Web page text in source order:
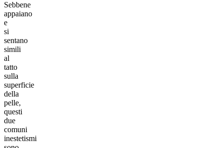
Sebbene
appaiano
e
si
sentano
simili
al
tatto
sulla
superficie
della
pelle,
questi
due
comuni
inestetismi